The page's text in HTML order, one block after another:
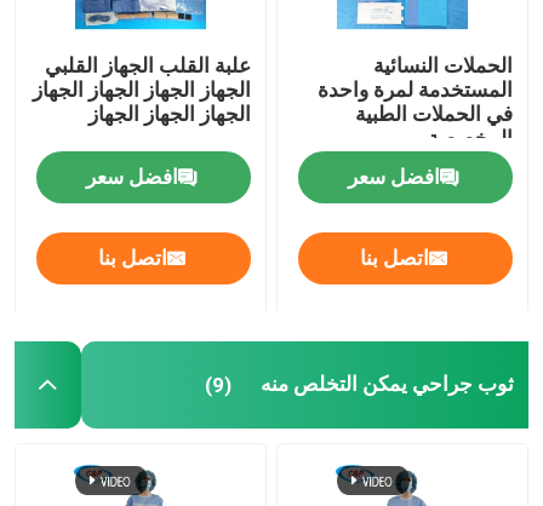
الحملات النسائية
المستخدمة لمرة واحدة
في الحملات الطبية
المخصصة
افضل سعر
اتصل بنا
علبة القلب الجهاز القلبي
الجهاز الجهاز الجهاز الجهاز
الجهاز الجهاز الجهاز
افضل سعر
اتصل بنا
ثوب جراحي يمكن التخلص منه (9)